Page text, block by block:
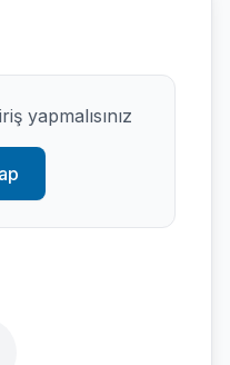
yapmalısınız